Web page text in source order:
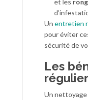
Un entretien
pour éviter
sécurité de
Les
régulier
Un